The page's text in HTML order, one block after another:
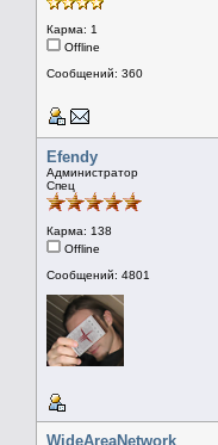
Карма: 1
Offline
Сообщений: 360
Efendy
Администратор
Спец
Карма: 138
Offline
Сообщений: 4801
WideAreaNetwork